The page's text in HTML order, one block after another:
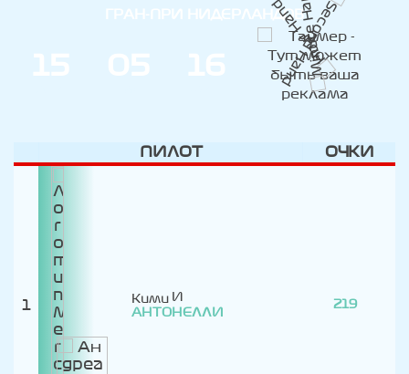
ГРАН-ПРИ НИДЕРЛАНДОВ
15 05 16
ПИЛОТ ОЧКИ
1
Кими
АНТОНЕЛЛИ
219